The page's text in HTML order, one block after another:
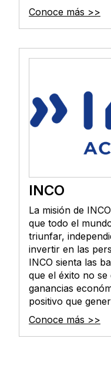
Conoce más >>
INCO
La misión de
que todo el
triunfar,
invertir en las
INCO sienta las
que el éxito no
ganancias
positivo que
Conoce más >>